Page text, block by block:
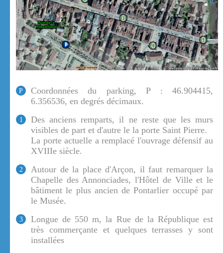
P
Coordonnées du parking, P : 46.904415,
6.356536, en degrés décimaux.
1
Des anciens remparts, il ne reste que les murs
visibles de part et d'autre le la porte Saint Pierre.
La porte actuelle a remplacé l'ouvrage défensif au
XVIIIe siècle.
2
Autour de la place d'Arçon, il faut remarquer la
Chapelle des Annonciades, l'Hôtel de Ville et le
bâtiment le plus ancien de Pontarlier occupé par
le Musée.
3
Longue de 550 m, la Rue de la République est
très commerçante et quelques terrasses y sont
installées